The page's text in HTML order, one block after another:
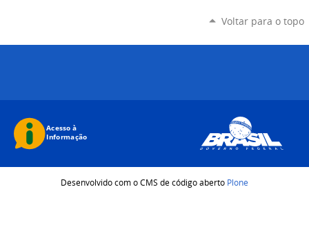
Voltar para o topo
Desenvolvido com o CMS de código aberto Plone